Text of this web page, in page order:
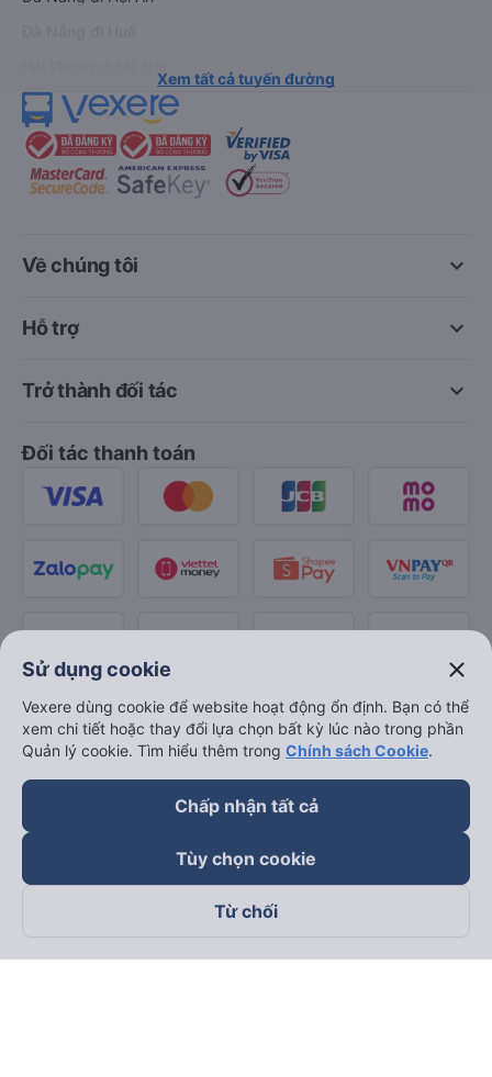
Xem tất cả tuyến đường
keyboard_arrow_down
Về chúng tôi
keyboard_arrow_down
Hỗ trợ
keyboard_arrow_down
Trở thành đối tác
Đối tác thanh toán
Theo dõi chúng tôi trên
Sử dụng cookie close
Vexere dùng cookie để website hoạt động ổn định. Bạn có thể
xem chi tiết hoặc thay đổi lựa chọn bất kỳ lúc nào trong phần
Quản lý cookie. Tìm hiểu thêm trong Chính sách Cookie.
Chấp nhận tất cả
Tùy chọn cookie
Từ chối